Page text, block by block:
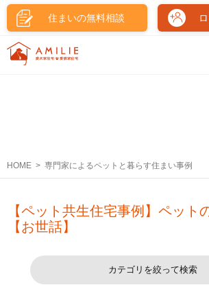
住まいの無料相談
HOME 専門家によるペットと暮らす住まい事例
【ペット共生住宅事例】ペット
【お世話】
カテゴリを絞って検索